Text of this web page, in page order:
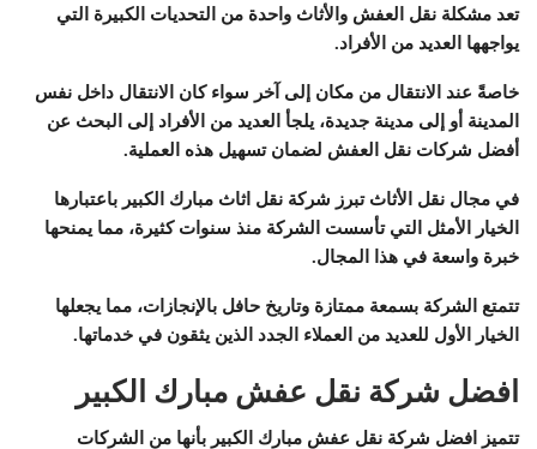
تعد مشكلة نقل العفش والأثاث واحدة من التحديات الكبيرة التي
يواجهها العديد من الأفراد.
خاصةً عند الانتقال من مكان إلى آخر سواء كان الانتقال داخل نفس
المدينة أو إلى مدينة جديدة، يلجأ العديد من الأفراد إلى البحث عن
أفضل شركات نقل العفش لضمان تسهيل هذه العملية.
في مجال نقل الأثاث تبرز شركة نقل اثاث مبارك الكبير باعتبارها
الخيار الأمثل التي تأسست الشركة منذ سنوات كثيرة، مما يمنحها
خبرة واسعة في هذا المجال.
تتمتع الشركة بسمعة ممتازة وتاريخ حافل بالإنجازات، مما يجعلها
الخيار الأول للعديد من العملاء الجدد الذين يثقون في خدماتها.
افضل شركة نقل عفش مبارك الكبير
تتميز افضل شركة نقل عفش مبارك الكبير بأنها من الشركات